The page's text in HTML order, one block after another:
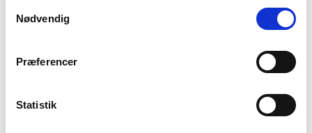
Nødvendig
Præferencer
Statistik
erklæringen som betingelse for at opnå tidsubegrænset
opholdstilladelse og ægtefællesammenføring. Anden del
nyankomne udlændinge.
Erklæringen er tilgængelig som pdf på en række forskellige